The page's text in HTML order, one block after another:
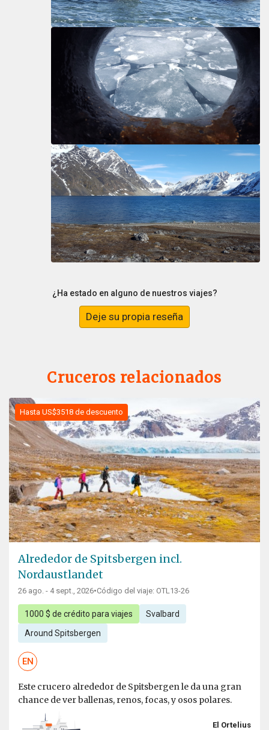
¿Ha estado en alguno de nuestros viajes?
Deje su propia reseña
Cruceros relacionados
Hasta US$3518 de descuento
Alrededor de Spitsbergen incl.
Nordaustlandet
26 ago. - 4 sept., 2026•Código del viaje: OTL13-26
1000 $ de crédito para viajes Svalbard
Around Spitsbergen
EN
Este crucero alrededor de Spitsbergen le da una gran
chance de ver ballenas, renos, focas, y osos polares.
El Ortelius